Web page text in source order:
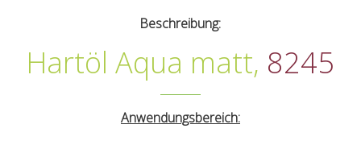
Beschreibung:
Hartöl Aqua matt, 8245
Anwendungsbereich: